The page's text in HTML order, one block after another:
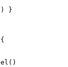
}